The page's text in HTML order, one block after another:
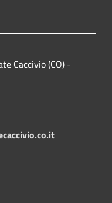
Caccivio (CO) -